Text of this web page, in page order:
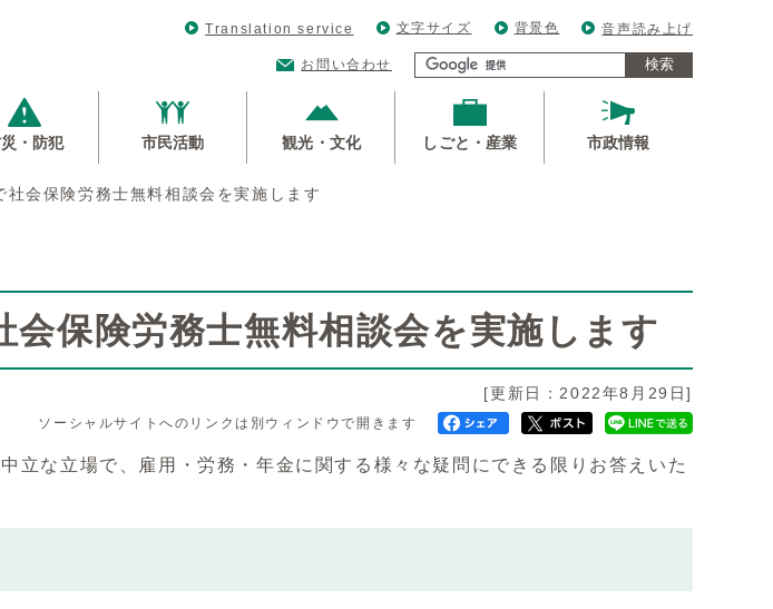
Translation service 文字サイズ 背景色 音声読み上げ
お問い合わせ 検索
災・防犯 市民活動 観光・文化 しごと・産業 市政情報
社会保険労務⼠無料相談会を実施します
会保険労務⼠無料相談会を実施します
[更新日：2022年8月29日]
ソーシャルサイトへのリンクは別ウィンドウで開きます
立な立場で、雇用・労務・年金に関する様々な疑問にできる限りお答えいた